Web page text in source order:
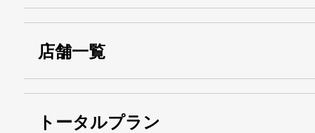
店舗一覧
トータルプラン